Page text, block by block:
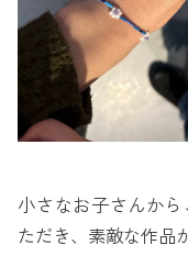
小さなお子さんか
ただき、素敵な作品